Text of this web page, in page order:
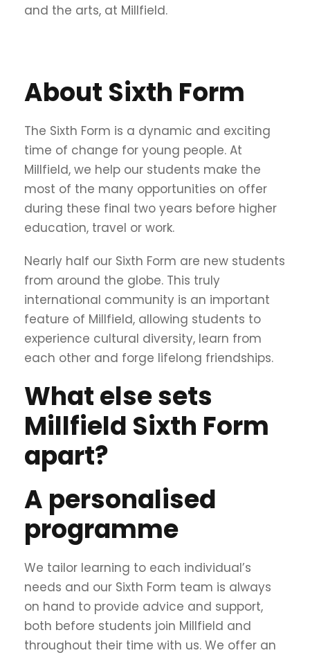
and the arts, at Millfield.
About Sixth Form
The Sixth Form is a dynamic and exciting
time of change for young people. At
Millfield, we help our students make the
most of the many opportunities on offer
during these final two years before higher
education, travel or work.
Nearly half our Sixth Form are new students
from around the globe. This truly
international community is an important
feature of Millfield, allowing students to
experience cultural diversity, learn from
each other and forge lifelong friendships.
What else sets
Millfield Sixth Form
apart?
A personalised
programme
We tailor learning to each individual’s
needs and our Sixth Form team is always
on hand to provide advice and support,
both before students join Millfield and
throughout their time with us. We offer an